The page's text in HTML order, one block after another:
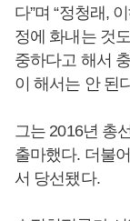
다”며 “정청래,
정에 화내는 것
중하다고 해서
이 해서는 안 된
그는 2016년 총
출마했다. 더불
서 당선됐다.